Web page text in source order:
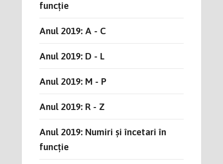
funcție
Anul 2019: A - C
Anul 2019: D - L
Anul 2019: M - P
Anul 2019: R - Z
Anul 2019: Numiri și încetari în
funcție